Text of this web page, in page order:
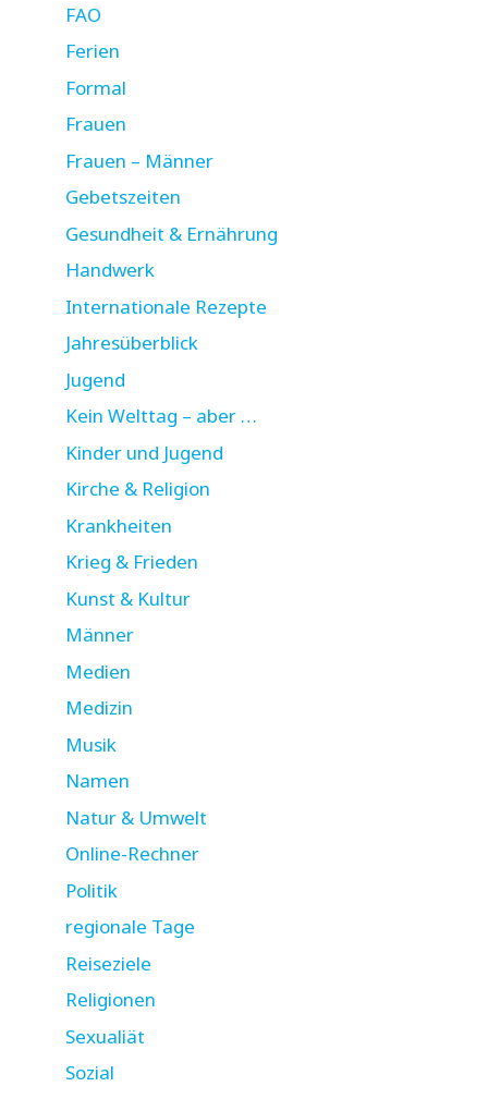
FAO
Ferien
Formal
Frauen
Frauen – Männer
Gebetszeiten
Gesundheit & Ernährung
Handwerk
Internationale Rezepte
Jahresüberblick
Jugend
Kein Welttag – aber …
Kinder und Jugend
Kirche & Religion
Krankheiten
Krieg & Frieden
Kunst & Kultur
Männer
Medien
Medizin
Musik
Namen
Natur & Umwelt
Online-Rechner
Politik
regionale Tage
Reiseziele
Religionen
Sexualiät
Sozial